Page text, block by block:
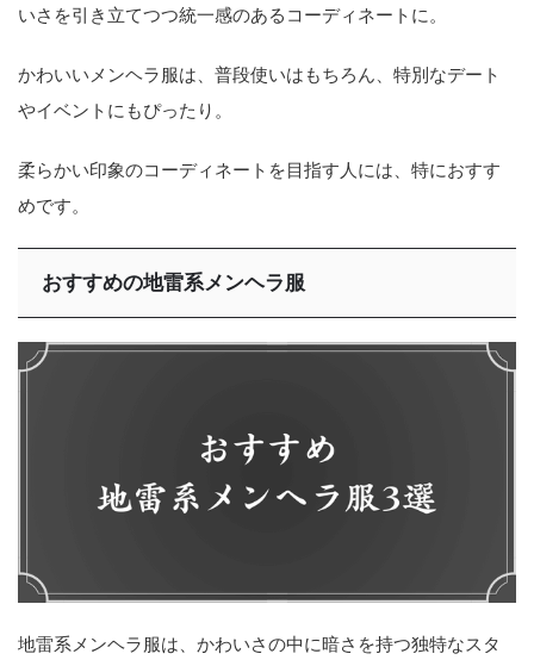
いさを引き立てつつ統一感のあるコーディネートに。
かわいいメンヘラ服は、普段使いはもちろん、特別なデート
やイベントにもぴったり。
柔らかい印象のコーディネートを目指す人には、特におすす
めです。
おすすめの地雷系メンヘラ服
地雷系メンヘラ服は、かわいさの中に暗さを持つ独特なスタ